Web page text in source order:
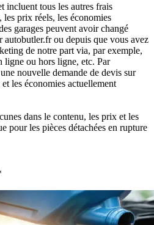
incluent tous les autres frais
prix réels, les économies
garages peuvent avoir changé
autobutler.fr ou depuis que vous avez
de notre part via, par exemple,
ligne ou hors ligne, etc. Par
nouvelle demande de devis sur
les économies actuellement
dans le contenu, les prix et les
pour les pièces détachées en rupture